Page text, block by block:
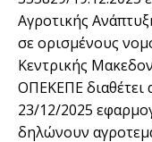
Αγροτικής
σε ορισμένους
Κεντρικής
ΟΠΕΚΕΠΕ διαθέτει
23/12/2025
δηλώνουν